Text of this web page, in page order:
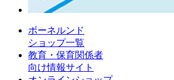
ボーネルンド
ショップ一覧
教育・保育関係者
向け情報サイト